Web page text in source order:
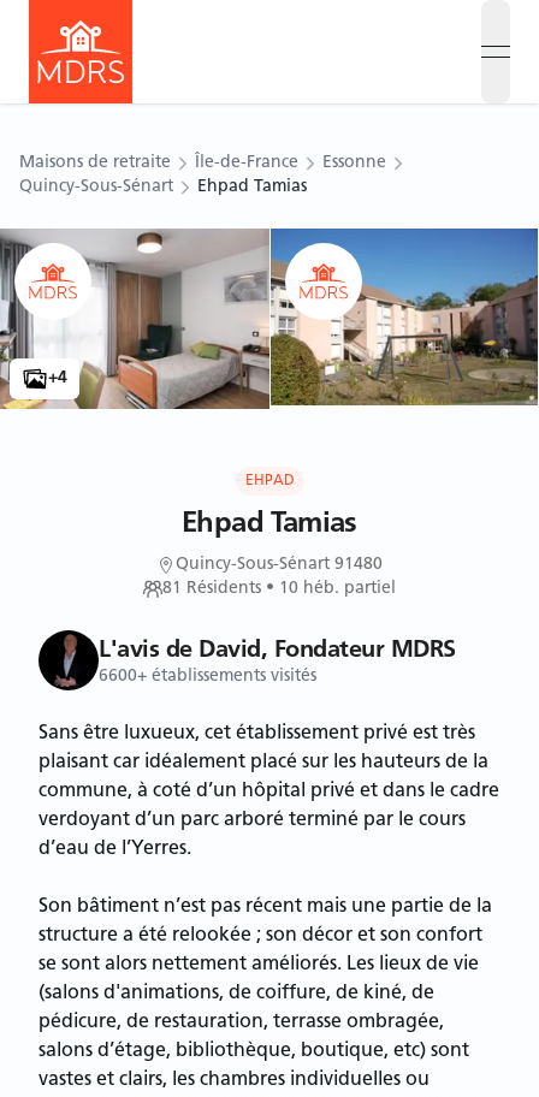
Maisons de retraite Île-de-France
Essonne
Quincy-Sous-Sénart
Ehpad Tamias
le carousel Ouvrir le carousel
+4
EHPAD
Ehpad Tamias
Quincy-Sous-Sénart 91480
81
Résidents • 10 héb. partiel
L'avis de David, Fondateur MDRS
6600+ établissements visités
Sans être luxueux, cet établissement privé est très
plaisant car idéalement placé sur les hauteurs de la
commune, à coté d’un hôpital privé et dans le cadre
verdoyant d’un parc arboré terminé par le cours
d’eau de l’Yerres.
Son bâtiment n’est pas récent mais une partie de la
structure a été relookée ; son décor et son confort
se sont alors nettement améliorés. Les lieux de vie
(salons d'animations, de coiffure, de kiné, de
pédicure, de restauration, terrasse ombragée,
salons d’étage, bibliothèque, boutique, etc) sont
vastes et clairs, les chambres individuelles ou